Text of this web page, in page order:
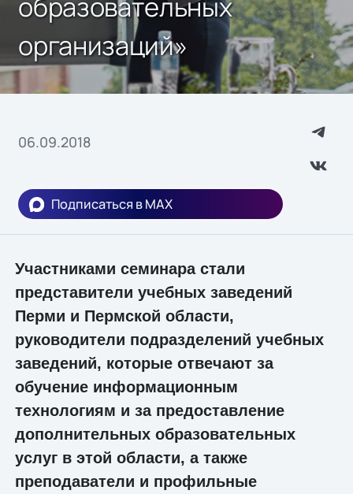
организаций»
06.09.2018
Подписаться в MAX
Участниками семинара стали
представители учебных заведений
Перми и Пермской области,
руководители подразделений учебных
заведений, которые отвечают за
обучение информационным
технологиям и за предоставление
дополнительных образовательных
услуг в этой области, а также
преподаватели и профильные